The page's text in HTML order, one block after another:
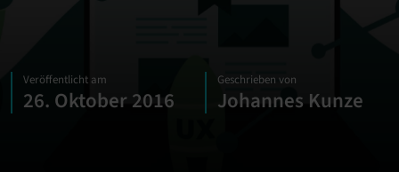
Veröffentlicht am
26. Oktober 2016
Geschrieben von
Johannes Kunze